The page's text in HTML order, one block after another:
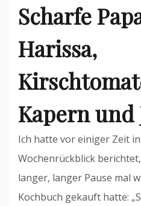
Scharfe
Harissa,
Kapern und
Ich hatte vor einiger Zeit
Wochenrückblick
langer, langer Pause mal
Kochbuch gekauft hatte: